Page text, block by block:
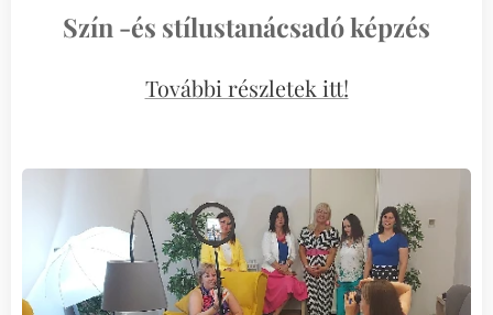
Szín -és stílustanácsadó képzés
További részletek itt!